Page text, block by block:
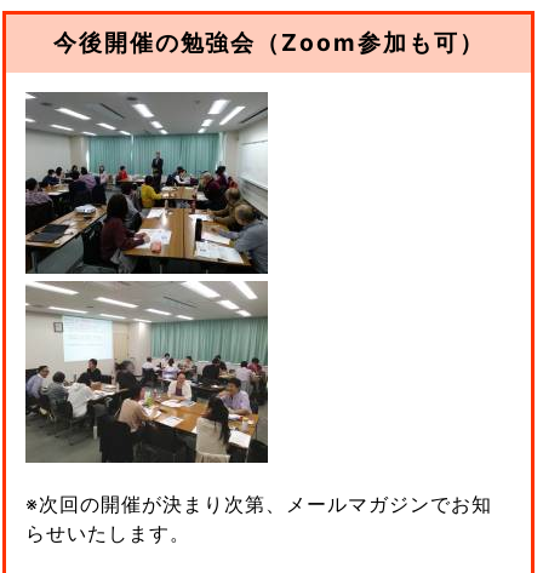
今後開催の勉強会（Zoom参加も可）
※次回の開催が決まり次第、メールマガジンでお知
らせいたします。